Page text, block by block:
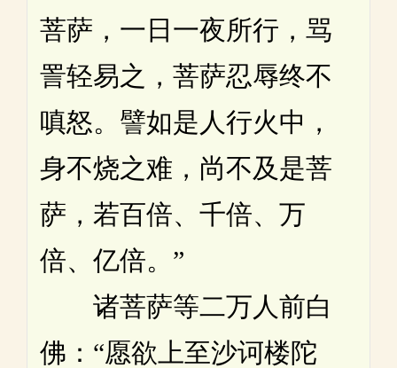
菩萨，一日一夜所行，骂
詈轻易之，菩萨忍辱终不
嗔怒。譬如是人行火中，
身不烧之难，尚不及是菩
萨，若百倍、千倍、万
倍、亿倍。”
诸菩萨等二万人前白
佛：“愿欲上至沙诃楼陀